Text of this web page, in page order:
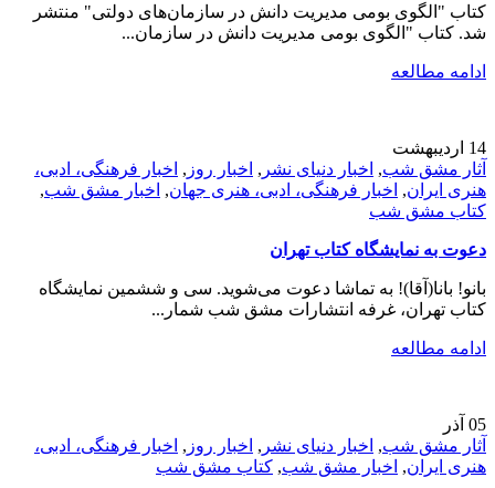
کتاب "الگوی بومی مدیریت دانش در سازمان‌های دولتی" منتشر
شد. کتاب "الگوی بومی مدیریت دانش در سازمان‌...
ادامه مطالعه
14 اردیبهشت
آثار مشق شب, اخبار دنیای نشر , اخبار روز , اخبار فرهنگی، ادبی،
هنری ایران, اخبار فرهنگی، ادبی، هنری جهان, اخبار مشق شب,
کتاب مشق شب
دعوت به نمایشگاه کتاب تهران
بانو! بانا(آقا)! به تماشا دعوت می‌شوید. سی و ششمین نمایشگاه
کتاب تهران، غرفه انتشارات مشق شب شمار...
ادامه مطالعه
05 آذر
آثار مشق شب, اخبار دنیای نشر , اخبار روز , اخبار فرهنگی، ادبی،
هنری ایران, اخبار مشق شب, کتاب مشق شب